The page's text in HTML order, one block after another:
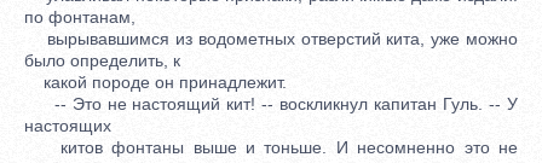
по фонтанам,
вырывавшимся из водометных отверстий кита, уже можно
было определить, к
какой породе он принадлежит.
-- Это не настоящий кит! -- воскликнул капитан Гуль. -- У
настоящих
китов фонтаны выше и тоньше. И несомненно это не